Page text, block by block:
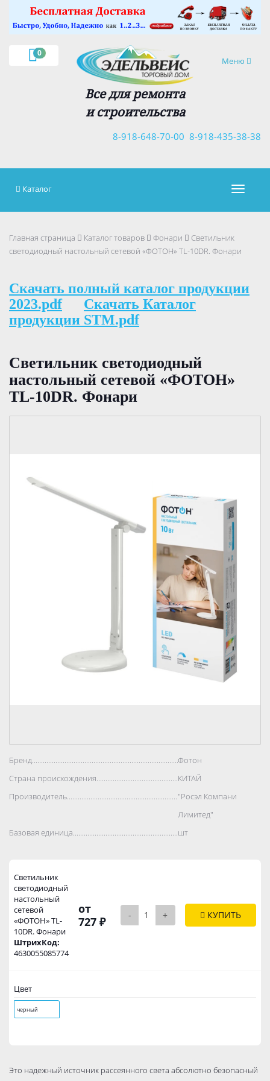
0
Навигация
Меню
Все для ремонта
и строительства
8-918-435-38-38
8-918-648-70-00
×
Каталог
Главная страница Каталог товаров Фонари
Светильник
светодиодный настольный сетевой «ФОТОН» TL-10DR. Фонари
Скачать полный каталог продукции
2023.pdf
Скачать Каталог
продукции STM.pdf
Светильник светодиодный
настольный сетевой «ФОТОН»
TL-10DR. Фонари
Бренд..................................................................................Фотон
Страна происхождения..................................................................................
КИТАЙ
Производитель..................................................................................
"Росэл Компани
Лимитед"
Базовая единица..................................................................................
шт
Светильник
светодиодный
настольный
сетевой
«ФОТОН» TL-
10DR. Фонари
ШтрихКод:
4630055085774
от
727 ₽
- + КУПИТЬ
Цвет
черный
Это надежный источник рассеянного света абсолютно безопасный